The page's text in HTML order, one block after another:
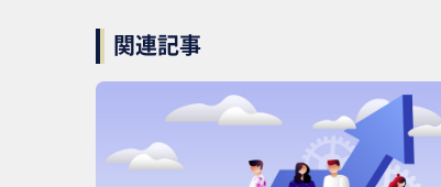
関連記事